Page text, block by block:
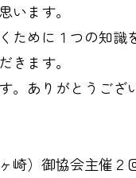
います。
ために１つの知識
きます。
。ありがとうござ
崎）御協会主催２